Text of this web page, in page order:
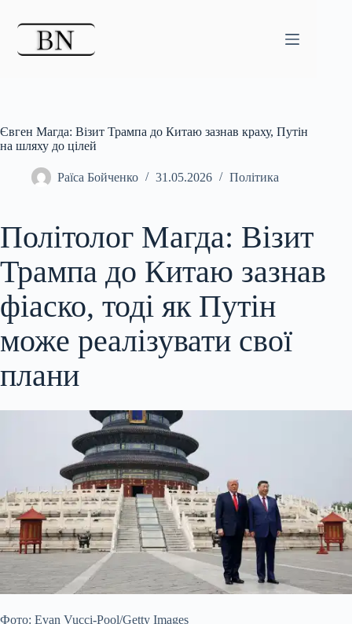
Євген Магда: Візит Трампа до Китаю зазнав краху, Путін
на шляху до цілей
Раїса Бойченко 31.05.2026 Політика
Політолог Магда: Візит
Трампа до Китаю зазнав
фіаско, тоді як Путін
може реалізувати свої
плани
Фото: Evan Vucci-Pool/Getty Images